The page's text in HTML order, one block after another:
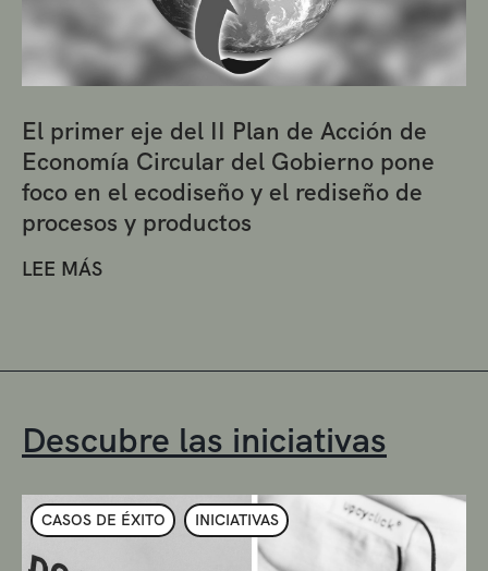
El primer eje del II Plan de Acción de
Economía Circular del Gobierno pone
foco en el ecodiseño y el rediseño de
procesos y productos
LEE MÁS
Descubre las iniciativas
CASOS DE ÉXITO INICIATIVAS